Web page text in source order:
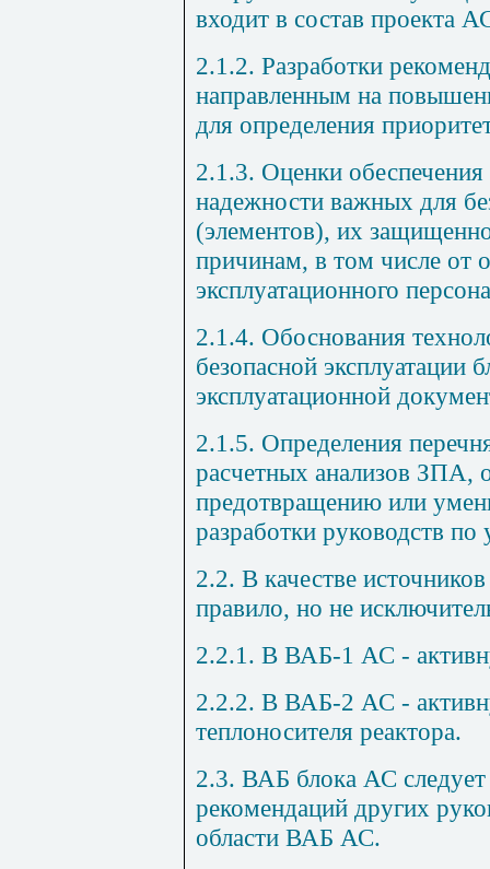
входит в состав проекта
2.1.2. Разработки
направленным на
для определения
2.1.3. Оценки обеспечения
надежности важных для
(элементов), их
причинам, в том числе от
эксплуатационного
2.1.4. Обоснования
безопасной эксплуатации
эксплуатационной
2.1.5. Определения
расчетных анализов ЗПА,
предотвращению или
разработки руководств
2.2. В качестве
правило, но не
2.2.1. В ВАБ-1 АС -
2.2.2. В ВАБ-2 АС -
теплоносителя реактора.
2.3. ВАБ блока АС
рекомендаций других
области ВАБ АС.